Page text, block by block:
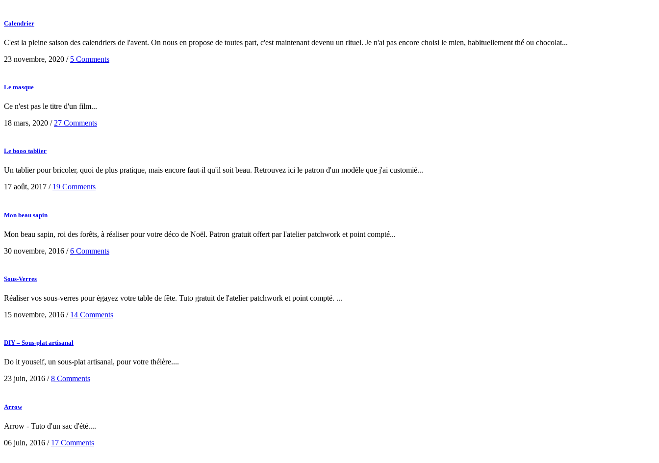
Calendrier
C'est la pleine saison des calendriers de l'avent. On nous en propose de toutes part, c'est maintenant devenu un rituel. Je n'ai pas encore choisi le mien, habituellement thé ou chocolat...
23 novembre, 2020 / 5 Comments
Le masque
Ce n'est pas le titre d'un film...
18 mars, 2020 / 27 Comments
Le booo tablier
Un tablier pour bricoler, quoi de plus pratique, mais encore faut-il qu'il soit beau. Retrouvez ici le patron d'un modèle que j'ai customié...
17 août, 2017 / 19 Comments
Mon beau sapin
Mon beau sapin, roi des forêts, à réaliser pour votre déco de Noël. Patron gratuit offert par l'atelier patchwork et point compté...
30 novembre, 2016 /6 Comments
Sous-Verres
Réaliser vos sous-verres pour égayez votre table de fête. Tuto gratuit de l'atelier patchwork et point compté. ...
15 novembre, 2016 / 14 Comments
DIY – Sous-plat artisanal
Do it youself, un sous-plat artisanal, pour votre théière....
23 juin, 2016 /8 Comments
Arrow
Arrow - Tuto d'un sac d'été....
06 juin, 2016 / 17 Comments